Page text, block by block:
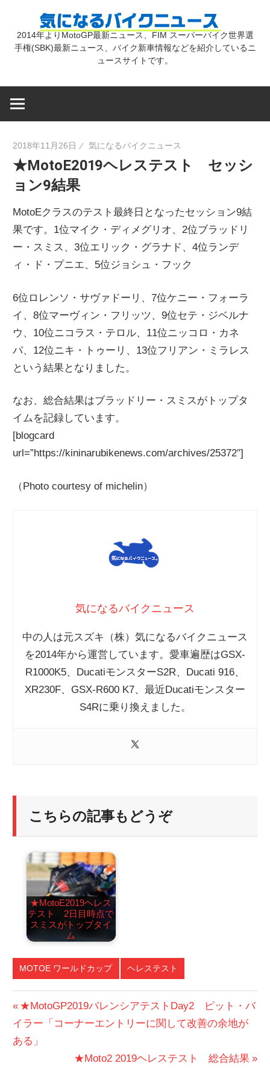
気
バ
イ
ク
ニ
ュ
ス
2014年よりMotoGP最新ニュース、FIM スーパーバイク世界選
手権(SBK)最新ニュース、バイク新車情報などを紹介しているニ
ュースサイトです。
2018年11月26日 気になるバイクニュース
★MotoE2019ヘレステスト セッシ
ョン9結果
MotoEクラスのテスト最終日となったセッション9結
果です。1位マイク・ディメグリオ、2位ブラッドリ
ー・スミス、3位エリック・グラナド、4位ランデ
ィ・ド・プニエ、5位ジョシュ・フック
6位ロレンソ・サヴァドーリ、7位ケニー・フォーラ
イ、8位マーヴィン・フリッツ、9位セテ・ジベルナ
ウ、10位ニコラス・テロル、11位ニッコロ・カネ
パ、12位ニキ・トゥーリ、13位フリアン・ミラレス
という結果となりました。
なお、総合結果はブラッドリー・スミスがトップタ
イムを記録しています。
[blogcard
url=”https://kininarubikenews.com/archives/25372″]
（Photo courtesy of michelin）
気になるバイクニュース
中の人は元スズキ（株）気になるバイクニュース
を2014年から運営しています。愛車遍歴はGSX-
R1000K5、DucatiモンスターS2R、Ducati 916、
XR230F、GSX-R600 K7、最近Ducatiモンスター
S4Rに乗り換えました。
こちらの記事もどうぞ
★MotoE2019ヘレス
テスト 2日目時点で
スミスがトップタイ
ム
MOTOE ワールドカップ ヘレステスト
投
稿
前
の
投
★MotoGP2019バレンシアテストDay2 ピット・バ
イラー「コーナーエントリーに関して改善の余地が
ある」
次
★Moto2 2019ヘレステスト 総合結果